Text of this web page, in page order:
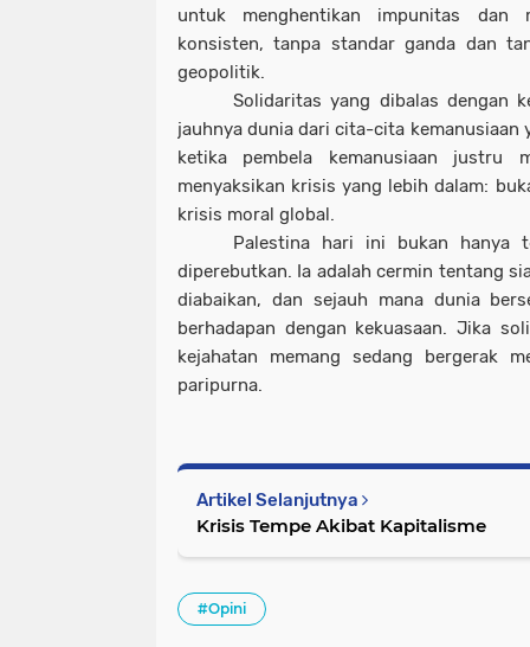
untuk menghentikan impunitas dan
konsisten, tanpa standar ganda dan
geopolitik.
Solidaritas yang dibalas dengan
jauhnya dunia dari cita-cita kemanusiaan
ketika pembela kemanusiaan justru
menyaksikan krisis yang lebih dalam:
krisis moral global.
Palestina hari ini bukan hanya
diperebutkan. Ia adalah cermin tentang
diabaikan, dan sejauh mana dunia
berhadapan dengan kekuasaan. Jika
kejahatan memang sedang bergerak
paripurna.
Artikel Selanjutnya
Krisis Tempe Akibat Kapitalisme
#Opini